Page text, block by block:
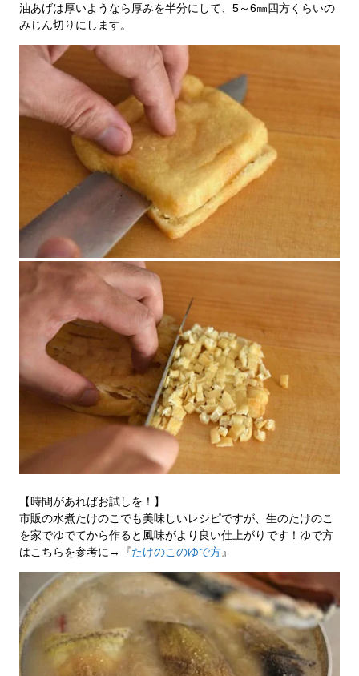
油あげは厚いようなら厚みを半分にして、5～6㎜四方くらいの
みじん切りにします。
【時間があればお試しを！】
市販の水煮たけのこでも美味しいレシピですが、生のたけのこ
を家でゆでてから作ると風味がより良い仕上がりです！ゆで方
はこちらを参考に→『たけのこのゆで方』